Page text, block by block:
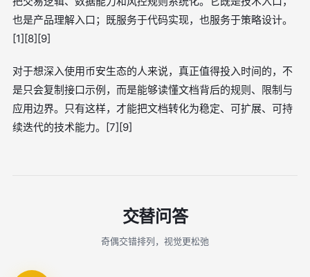
也是产品理解入口；既服务于代码实现，也服务于策略设计。
[1][8][9]
对于想深入使用币安生态的人来说，真正值得投入时间的，不
是只会复制接口示例，而是能够读懂文档背后的规则、限制与
应用边界。只有这样，才能把文档转化为稳定、可扩展、可持
续迭代的技术能力。[7][9]
交替问答
奇偶交错排列，视觉更松弛